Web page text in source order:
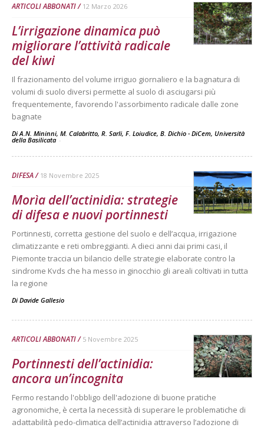
ARTICOLI ABBONATI 12 Marzo 2026
L’irrigazione dinamica può
migliorare l’attività radicale
del kiwi
Il frazionamento del volume irriguo giornaliero e la bagnatura di
volumi di suolo diversi permette al suolo di asciugarsi più
frequentemente, favorendo l'assorbimento radicale dalle zone
bagnate
Di A.N. Mininni, M. Calabritto, R. Sarli, F. Loiudice, B. Dichio - DiCem, Università
della Basilicata -
DIFESA 18 Novembre 2025
Morìa dell’actinidia: strategie
di difesa e nuovi portinnesti
Portinnesti, corretta gestione del suolo e dell’acqua, irrigazione
climatizzante e reti ombreggianti. A dieci anni dai primi casi, il
Piemonte traccia un bilancio delle strategie elaborate contro la
sindrome Kvds che ha messo in ginocchio gli areali coltivati in tutta
la regione
Di Davide Gallesio
ARTICOLI ABBONATI 5 Novembre 2025
Portinnesti dell’actinidia:
ancora un’incognita
Fermo restando l'obbligo dell'adozione di buone pratiche
agronomiche, è certa la necessità di superare le problematiche di
adattabilità pedo-climatica dell’actinidia attraverso l’adozione di